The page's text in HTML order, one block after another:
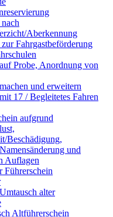
Aberkennung
Fahrgastbeförderung
Probe, Anordnung von
und erweitern
17 / Begleitetes Fahren
aufgrund
Beschädigung,
und
Auflagen
Führerschein
alter
Altführerschein